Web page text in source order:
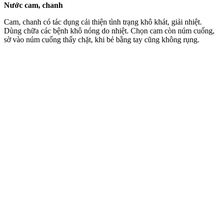
Nước cam, chanh
Cam, chanh có tác dụng cải thiện tình trạng khô khát, giải nhiệt.
Dùng chữa các bệnh khô nóng do nhiệt. Chọn cam còn núm cuống,
sờ vào núm cuống thấy chặt, khi bẻ bằng tay cũng không rụng.